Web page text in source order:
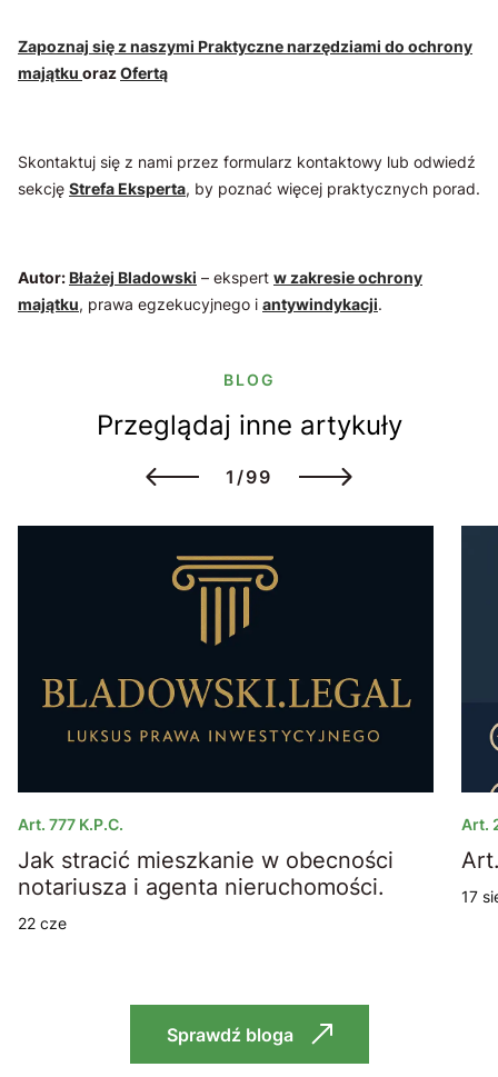
Zapoznaj się z naszymi Praktyczne narzędziami do ochrony
majątku orazOfertą
Skontaktuj się z nami przez formularz kontaktowy lub odwiedź
sekcję Strefa Eksperta, by poznać więcej praktycznych porad.
Autor:Błażej Bladowski – ekspert w zakresie ochrony
majątku, prawa egzekucyjnego i antywindykacji.
BLOG
Przeglądaj inne artykuły
1/99
Art. 777 K.p.c.
Jak stracić mieszkanie w obecności
notariusza i agenta nieruchomości.
22 cze
Art.
17
Sprawdź bloga